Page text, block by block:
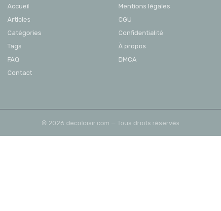
Accueil
Articles
Catégories
Tags
FAQ
Contact
Mentions légales
CGU
Confidentialité
À propos
DMCA
© 2026 decoloisir.com — Tous droits réservés